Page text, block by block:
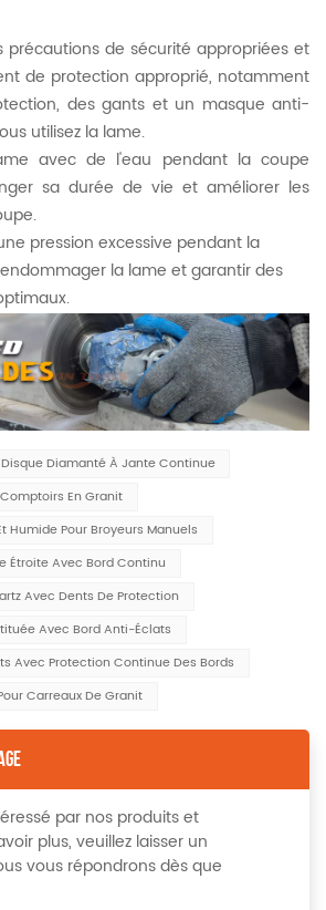
précautions de sécurité appropriées et
de protection approprié, notamment
des gants et un masque anti-
utilisez la lame.
avec de l'eau pendant la coupe
sa durée de vie et améliorer les
pression excessive pendant la
la lame et garantir des
Disque Diamanté À Jante Continue
En Granit
Humide Pour Broyeurs Manuels
Étroite Avec Bord Continu
Avec Dents De Protection
Avec Bord Anti-Éclats
Avec Protection Continue Des Bords
Carreaux De Granit
par nos produits et
plus, veuillez laisser un
vous répondrons dès que